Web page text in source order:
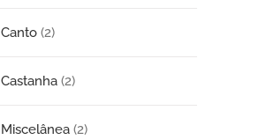
Canto (2)
Castanha (2)
Miscelânea (2)